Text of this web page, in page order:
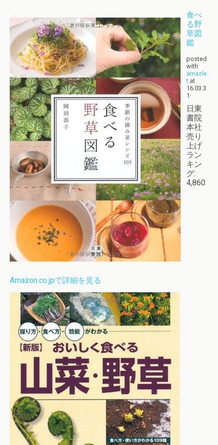
食べ
る野
草図
鑑
posted
with
amazle
t at
16.03.3
1
日東
書院
本社
売り
上げ
ラン
キン
グ:
4,860
Amazon.co.jpで詳細を見る